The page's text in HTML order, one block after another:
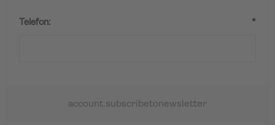
Telefon: *
account.subscribetonewsletter